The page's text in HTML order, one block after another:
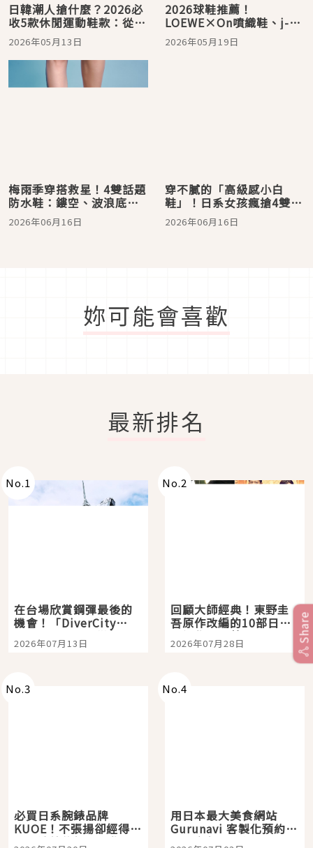
日韓潮人搶什麼？2026必
收5款休閒運動鞋款：從
MMY解構鞋、NB元祖灰到
adidas Originals 薄底
鞋、Converse全攻略
2026年05月13日
2026球鞋推薦！
LOEWE×On噴織鞋、j-
hope粉鞋、Converse萌
寵鞋，日韓限量清單爆紅
2026年05月19日
梅雨季穿搭救星！4雙話題
防水鞋：鏤空、波浪底、
Sneakerina元素，直接美
出新高度
2026年06月16日
穿不膩的「高級感小白
鞋」！日系女孩瘋搶4雙神
級百搭款、套上就時髦，
根本懶人救星
2026年06月16日
妳可能會喜歡
最新排名
No.1
在台場欣賞鋼彈最後的
機會！「DiverCity
Tokyo Plaza」搭船、
購物、美食及夜景，一
2026年07月13日
No.2
回顧大師經典！東野圭
吾原作改編的10部日本
影視作品推薦
2026年07月28日
No.3
必買日系腕錶品牌
KUOE！不張揚卻經得起
時間洗鍊的經典之作五
No.4
用日本最大美食網站
Gurunavi 客製化預約九
大都市餐廳，打造專屬
Share